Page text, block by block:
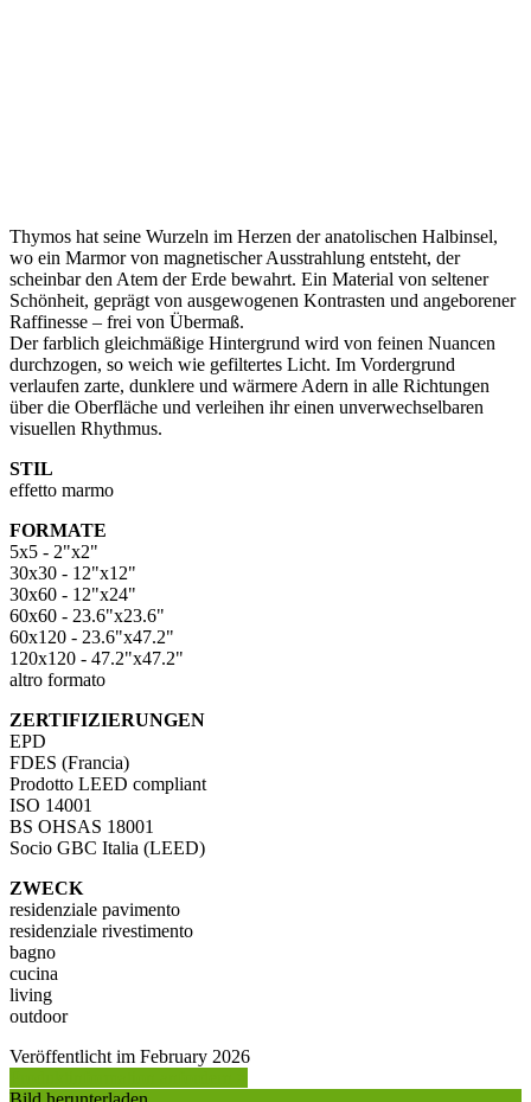
Thymos hat seine Wurzeln im Herzen der anatolischen Halbinsel,
wo ein Marmor von magnetischer Ausstrahlung entsteht, der
scheinbar den Atem der Erde bewahrt. Ein Material von seltener
Schönheit, geprägt von ausgewogenen Kontrasten und angeborener
Raffinesse – frei von Übermaß.
Der farblich gleichmäßige Hintergrund wird von feinen Nuancen
durchzogen, so weich wie gefiltertes Licht. Im Vordergrund
verlaufen zarte, dunklere und wärmere Adern in alle Richtungen
über die Oberfläche und verleihen ihr einen unverwechselbaren
visuellen Rhythmus.
STIL
effetto marmo
FORMATE
5x5 - 2"x2"
30x30 - 12"x12"
30x60 - 12"x24"
60x60 - 23.6"x23.6"
60x120 - 23.6"x47.2"
120x120 - 47.2"x47.2"
altro formato
ZERTIFIZIERUNGEN
EPD
FDES (Francia)
Prodotto LEED compliant
ISO 14001
BS OHSAS 18001
Socio GBC Italia (LEED)
ZWECK
residenziale pavimento
residenziale rivestimento
bagno
cucina
living
outdoor
Veröffentlicht im February 2026